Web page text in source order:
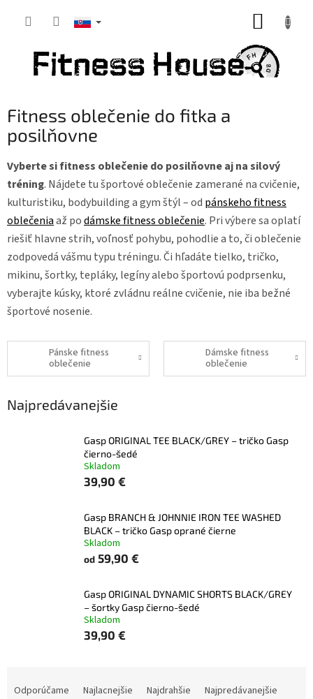
Fitness oblečenie do fitka a
posilňovne
Vyberte si fitness oblečenie do posilňovne aj na silový
tréning. Nájdete tu športové oblečenie zamerané na cvičenie,
kulturistiku, bodybuilding a gym štýl – od pánskeho fitness
oblečeniaaž podámske fitness oblečenie. Pri výbere sa oplatí
riešiť hlavne strih, voľnosť pohybu, pohodlie a to, či oblečenie
zodpovedá vášmu typu tréningu. Či hľadáte tielko, tričko,
mikinu, šortky, tepláky, legíny alebo športovú podprsenku,
vyberajte kúsky, ktoré zvládnu reálne cvičenie, nie iba bežné
športové nosenie.
Pánske fitness
oblečenie
Dámske fitness
oblečenie
Najpredávanejšie
Gasp ORIGINAL TEE BLACK/GREY – tričko Gasp
čierno-šedé
Skladom
39,90 €
Gasp BRANCH & JOHNNIE IRON TEE WASHED
BLACK – tričko Gasp oprané čierne
Skladom
od 59,90 €
Gasp ORIGINAL DYNAMIC SHORTS BLACK/GREY
– šortky Gasp čierno-šedé
Skladom
39,90 €
Odporúčame Najlacnejšie Najdrahšie
Najpredávanejšie